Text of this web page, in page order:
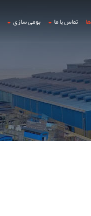
تماس با ما بومی سازی